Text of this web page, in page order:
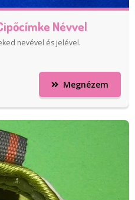
Névvel
nevével és jelével.
Megnézem